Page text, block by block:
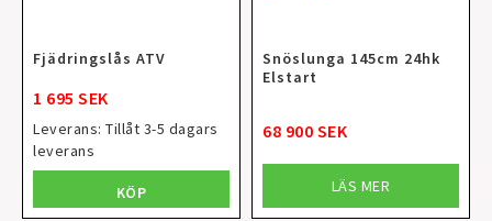
Fjädringslås ATV
1 695 SEK
Leverans: Tillåt 3-5 dagars
leverans
KÖP
Snöslunga 145cm 24hk
Elstart
68 900 SEK
LÄS MER